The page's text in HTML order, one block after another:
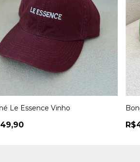
Le Essence Vinho